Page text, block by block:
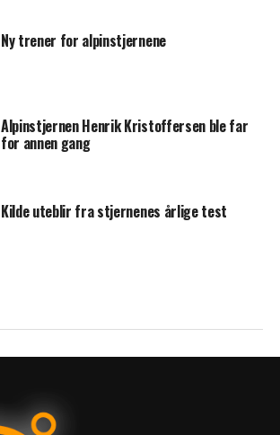
Ny trener for alpinstjernene
Alpinstjernen Henrik Kristoffersen ble far
for annen gang
Kilde uteblir fra stjernenes årlige test